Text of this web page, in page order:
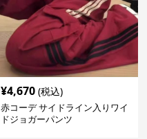
¥4,670 (税込)
赤コーデ サイドライン入りワイ
ドジョガーパンツ